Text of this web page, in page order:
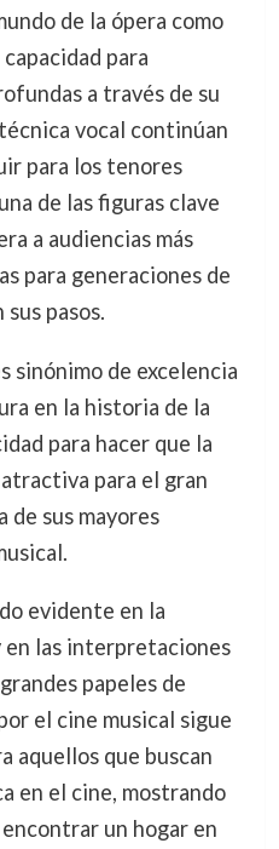
de la ópera como
para
a través de su
vocal continúan
para los tenores
de las figuras clave
a audiencias más
para generaciones de
pasos.
sinónimo de excelencia
en la historia de la
para hacer que la
para el gran
de sus mayores
evidente en la
en las interpretaciones
papeles de
el cine musical sigue
aquellos que buscan
en el cine, mostrando
un hogar en